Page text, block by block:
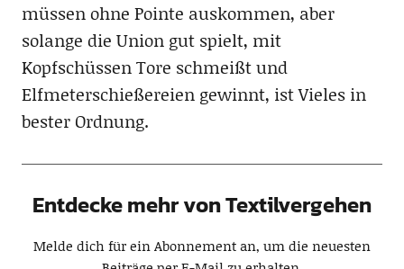
müssen ohne Pointe auskommen, aber
solange die Union gut spielt, mit
Kopfschüssen Tore schmeißt und
Elfmeterschießereien gewinnt, ist Vieles in
bester Ordnung.
Entdecke mehr von Textilvergehen
Melde dich für ein Abonnement an, um die neuesten